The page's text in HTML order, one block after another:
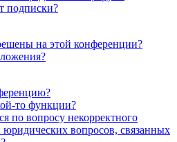
подписки?
на этой конференции?
то функции?
по вопросу некорректного
юридических вопросов, связанных